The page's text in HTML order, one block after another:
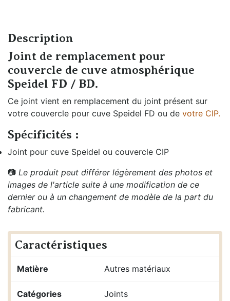
Description
Joint de remplacement pour
couvercle de cuve atmosphérique
Speidel FD / BD.
Ce joint vient en remplacement du joint présent sur
votre couvercle pour cuve Speidel FD ou de votre CIP.
Spécificités :
Joint pour cuve Speidel ou couvercle CIP
📷 Le produit peut différer légèrement des photos et
images de l'article suite à une modification de ce
dernier ou à un changement de modèle de la part du
fabricant.
Caractéristiques
Matière Autres matériaux
Catégories Joints